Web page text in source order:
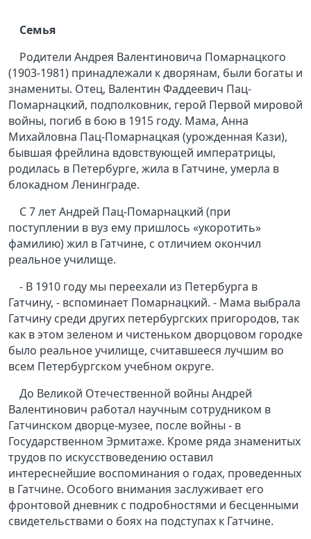
Семья
Родители Андрея Валентиновича Помарнацкого
(1903-1981) принадлежали к дворянам, были богаты и
знамениты. Отец, Валентин Фаддеевич Пац-
Помарнацкий, подполковник, герой Первой мировой
войны, погиб в бою в 1915 году. Мама, Анна
Михайловна Пац-Помарнацкая (урожденная Кази),
бывшая фрейлина вдовствующей императрицы,
родилась в Петербурге, жила в Гатчине, умерла в
блокадном Ленинграде.
С 7 лет Андрей Пац-Помарнацкий (при
поступлении в вуз ему пришлось «укоротить»
фамилию) жил в Гатчине, с отличием окончил
реальное училище.
- В 1910 году мы переехали из Петербурга в
Гатчину, - вспоминает Помарнацкий. - Мама выбрала
Гатчину среди других петербургских пригородов, так
как в этом зеленом и чистеньком дворцовом городке
было реальное училище, считавшееся лучшим во
всем Петербургском учебном округе.
До Великой Отечественной войны Андрей
Валентинович работал научным сотрудником в
Гатчинском дворце-музее, после войны - в
Государственном Эрмитаже. Кроме ряда знаменитых
трудов по искусствоведению оставил
интереснейшие воспоминания о годах, проведенных
в Гатчине. Особого внимания заслуживает его
фронтовой дневник с подробностями и бесценными
свидетельствами о боях на подступах к Гатчине.